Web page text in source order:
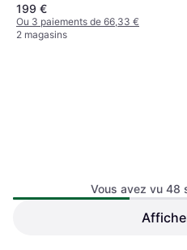
199 €
Ou 3 paiements de 66,33 €
2 magasins
vidaXL Inflatable Gym Mat
Vous avez vu 48